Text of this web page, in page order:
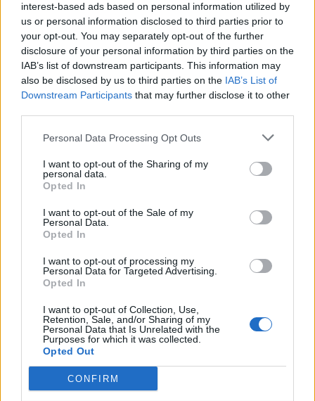
interest-based ads based on personal information utilized by
us or personal information disclosed to third parties prior to
your opt-out. You may separately opt-out of the further
disclosure of your personal information by third parties on the
IAB’s list of downstream participants. This information may
also be disclosed by us to third parties on the IAB’s List of
Downstream Participants that may further disclose it to other
Personal Data Processing Opt Outs
I want to opt-out of the Sharing of my
personal data.
Opted In
I want to opt-out of the Sale of my
Personal Data.
Opted In
I want to opt-out of processing my
Personal Data for Targeted Advertising.
Opted In
I want to opt-out of Collection, Use,
Retention, Sale, and/or Sharing of my
Personal Data that Is Unrelated with the
Purposes for which it was collected.
Opted Out
CONFIRM
Dl Rave, scoppia il caso Forza
Italia: quanti voti mancano
all'appello